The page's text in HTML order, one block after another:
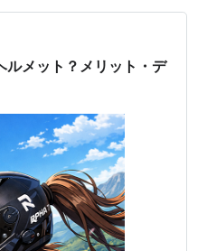
ルメット？メリット・デ